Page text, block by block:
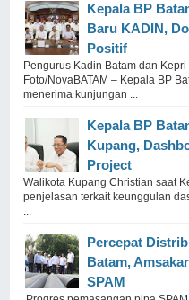
Kepala BP
Baru KADIN,
Positif
Pengurus Kadin Batam dan
Foto/NovaBATAM – Kepala BP
menerima kunjungan ...
Kepala BP
Kupang,
Project
Walikota Kupang Christian saat
penjelasan terkait keunggulan
...
Percepat
Batam,
SPAM